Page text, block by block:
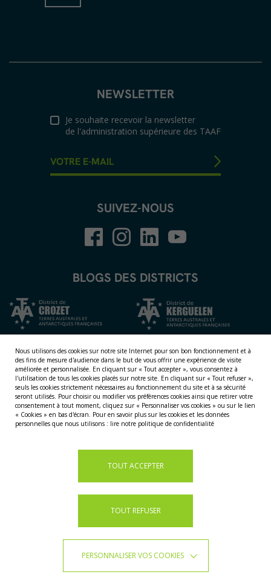
NEWSLETTER
Je souhaite recevoir la newsletter
de l'administration supérieure des TAAF
SUIVEZ-NOUS
BLOGS DES DISTRICTS
NOS TERRITOIRES
Nous utilisons des cookies sur notre site Internet pour son bon fonctionnement et à
des fins de mesure d'audience dans le but de vous offrir une expérience de visite
améliorée et personnalisée. En cliquant sur « Tout accepter », vous consentez à
l'utilisation de tous les cookies placés sur notre site. En cliquant sur « Tout refuser »,
seuls les cookies strictement nécessaires au fonctionnement du site et à sa sécurité
seront utilisés. Pour choisir ou modifier vos préférences cookies ainsi que retirer votre
consentement à tout moment, cliquez sur « Personnaliser vos cookies » ou sur le lien
« Cookies » en bas d'écran. Pour en savoir plus sur les cookies et les données
personnelles que nous utilisons : lire notre politique de confidentialité
TOUT ACCEPTER
TOUT REFUSER
PERSONNALISER VOS COOKIES